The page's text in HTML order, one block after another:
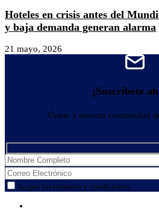
Hoteles en crisis antes del
y baja demanda generan alarma
21 mayo, 2026
¡Suscríbete
Únete a nuestra comunidad
Acepto los términos y condiciones